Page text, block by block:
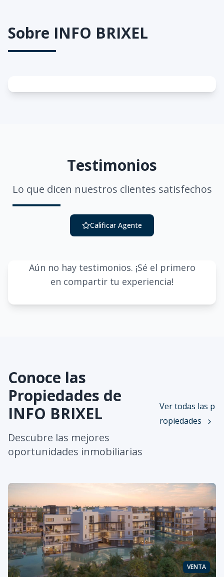
Sobre INFO BRIXEL
Testimonios
Lo que dicen nuestros clientes satisfechos
Calificar Agente
Aún no hay testimonios. ¡Sé el primero
en compartir tu experiencia!
Conoce las
Propiedades de
INFO BRIXEL
Descubre las mejores
oportunidades inmobiliarias
Ver todas las p
ropiedades
VENTA